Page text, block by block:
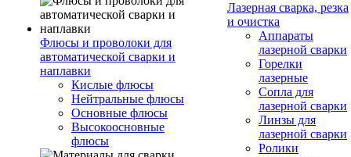
Флюсы и проволоки для
автоматической сварки и
наплавки
Кислые флюсы
Нейтральные флюсы
Основные флюсы
Высокоосновные
флюсы
Лазерная сварка, резка
и очистка
Аппараты
лазерной сварки
Горелки
лазерные
Сопла для
лазерной сварки
Линзы для
лазерной сварки
Ролики